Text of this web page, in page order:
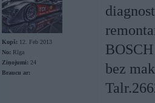
Kopš: 12. Feb 2013
No: Rīga
Ziņojumi: 24
Braucu ar:
bez